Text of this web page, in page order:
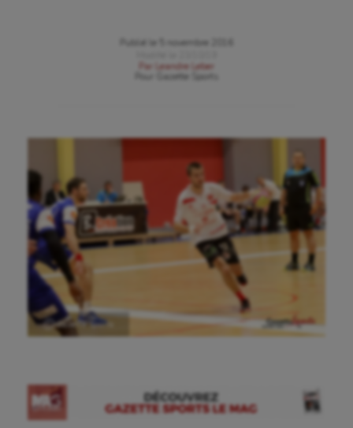
Publié le
5 novembre 2016
Par
Leandre Leber
Gazette Sports
Ⓒ Gazette Sports